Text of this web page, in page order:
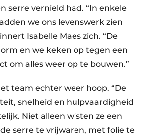
serre vernield had. “In enkele
we ons levenswerk zien
Isabelle Maes zich. “De
en we keken op tegen een
om alles weer op te bouwen.”
team echter weer hoop. “De
snelheid en hulpvaardigheid
Niet alleen wisten ze een
serre te vrijwaren, met folie te